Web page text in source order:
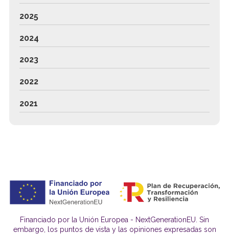
2025
2024
2023
2022
2021
Financiado por la Unión Europea - NextGenerationEU. Sin
embargo, los puntos de vista y las opiniones expresadas son